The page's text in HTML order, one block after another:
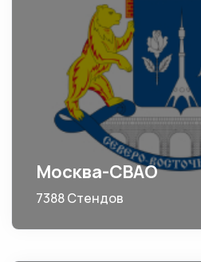
Москва-СВАО
7388 Стендов